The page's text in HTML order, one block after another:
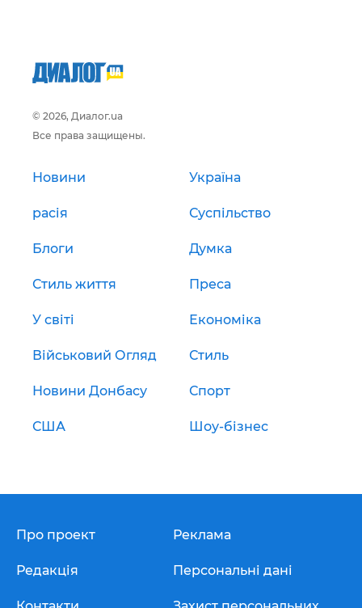
© 2026, Диалог.ua
Все права защищены.
Новини Україна
расія Суспільство
Блоги Думка
Стиль життя Преса
У світі Економіка
Військовий Огляд Стиль
Новини Донбасу Спорт
США Шоу-бізнес
Про проект
Редакція
Реклама
Персональні дані